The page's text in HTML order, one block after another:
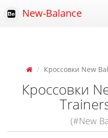
New-Balance
Кроссовки New
Кроссовки
(#New